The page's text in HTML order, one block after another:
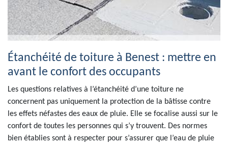
Étanchéité de toiture à Benest : mettre en
avant le confort des occupants
Les questions relatives à l’étanchéité d’une toiture ne
concernent pas uniquement la protection de la bâtisse contre
les effets néfastes des eaux de pluie. Elle se focalise aussi sur le
confort de toutes les personnes qui s’y trouvent. Des normes
bien établies sont à respecter pour s’assurer que l’eau de pluie